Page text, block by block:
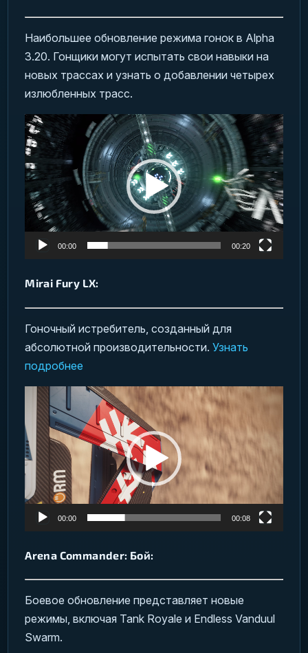
Наибольшее обновление режима гонок в Alpha
3.20. Гонщики могут испытать свои навыки на
новых трассах и узнать о добавлении четырех
излюбленных трасс.
Видеоплеер
00:00 00:20
Mirai Fury LX:
Гоночный истребитель, созданный для
абсолютной производительности.Узнать
подробнее
Видеоплеер
00:00 00:08
Arena Commander: Бой:
Боевое обновление представляет новые
режимы, включая Tank Royale и Endless Vanduul
Swarm.